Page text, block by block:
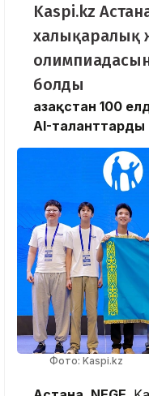
Kaspi.kz
халықаралық
болды
Қазақстан 100
AI-
Фото: Kaspi.kz